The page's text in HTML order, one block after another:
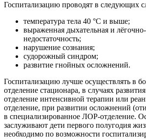
Госпитализацию проводят в следующих
температура тела 40 °С и выше;
выраженная дыхательная и
недостаточность;
нарушение сознания;
судорожный синдром;
развитие гнойных осложнений.
Госпитализацию лучше осуществлять в
отделение стационара, в случаях
отделение интенсивной терапии или
отделение, при развитии осложнений
в специализированное ЛОР-отделение.
заслуживают дети первого полугодия
необходимо по возможности